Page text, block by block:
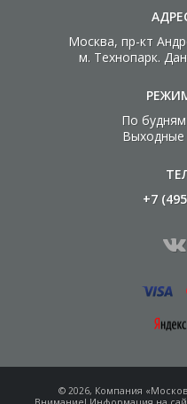
Москва, пр-кт
м. Технопарк.
По
+7
© 2026, Компания